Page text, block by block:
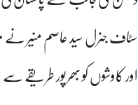
سٹاف جنرل سید عاصم منیر نے
اور کاوشوں کو بھرپور طریقے